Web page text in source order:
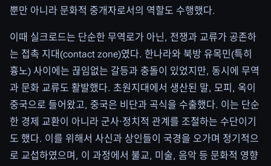
뿐만 아니라 문화적 중개자로서의 역할도 수행했다.
이때 실크로드는 단순한 무역로가 아닌, 전쟁과 교류가 공존하
는 접촉 지대(contact zone)였다. 한나라와 북방 유목민(특히
흉노) 사이에는 끊임없는 갈등과 충돌이 있었지만, 동시에 무역
과 문화 교류도 활발했다. 초원지대에서 생산된 말, 모피, 옥이
중국으로 들어왔고, 중국은 비단과 곡식을 수출했다. 이는 단순
한 경제 교환이 아니라 군사·정치적 관계를 조절하는 수단이기
도 했다. 이를 위해서 사신과 상인들이 국경을 오가며 정기적으
로 교섭하였으며, 이 과정에서 불교, 미술, 음악 등 문화적 영향